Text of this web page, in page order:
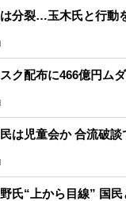
分裂…玉木氏と行動
ク配布に466億円ム
は児童会か 合流破
氏“上から目線” 国